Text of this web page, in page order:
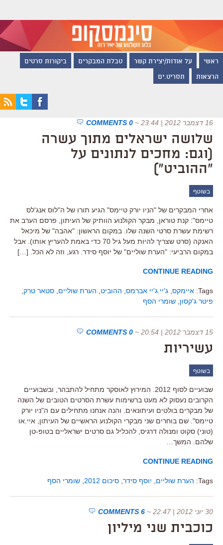
ראשי על אודות/יצירת קשר טבלת המבקרים ביקורות סרטים
הרצאות תסריט.ים
16 דצמבר 2012 | 23:44 ~
0 COMMENTS
שלושה ישראלים מתוך עשרה
(וגם: מחכים לנתונים על
"ההוביט")
בשוטף
אחרי המבקרים של "הניו יורק טיימס" הגיע תורו של ה"לוס אנג'לס
טיימס": קנת טוראן, מבקר הקולנוע הוותיק של העיתון, פרסם הערב את
רשימת עשרת סרטי השנה שלו. במקום הראשון: "אהבה" של מיכאל
האנקה (סרט שצריך להיות מעל גיל 70 כדי באמת להעריץ אותו). אבל
במקום הרביעי: "הערת שוליים" של יוסף סידר. רגע, וזה לא הכל. […]
CONTINUE READING
Tags: איימקס ג'יי.ג'יי אברמס ההוביט הערת שוליים סטאר טרק
פיטר ג'קסון שומרי הסף
15 דצמבר 2012 | 20:54 ~
0 COMMENTS
עשיריות
בשוטף
שבועיים לסוף 2012. המירוץ לאוסקר מתחיל להתבהר, ובשבועיים
הקרובים נעסוק לא מעט ברשימות עשרת הסרטים הטובים של השנה
של מבקרים בולטים ועיתונאים. והנה אנחנו מתחילים עם ה"ניו יורק
טיימס". שם בוחרים שני מבקרי הקולנוע הראשיים של העיתון, איי.או
(טוני) סקוט ומנולה דרגיס, להכליל גם סרטים ישראליים בטופ-טן
שלהם. המשך…
CONTINUE READING
Tags: הערת שוליים יוסף סידר סיכום 2012 שומרי הסף
30 יוני 2012 | 22:47 ~
6 COMMENTS
כוכבית שני מיליון